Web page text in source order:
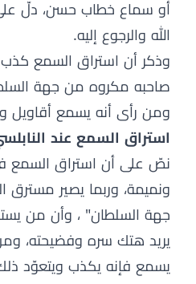
أو سماع خطاب حسن، دلّ على
الله والرجوع إليه.
وذكر أن استراق السمع
صاحبه مكروه من جهة
ومن رأى أنه يسمع أقاويل
استراق السمع عند
نصّ على أن استراق السمع
ونميمة، وربما يصير
جهة السلطان" ، وأن من
يريد هتك سره وفضيحته،
يسمع فإنه يكذب ويتعوّد